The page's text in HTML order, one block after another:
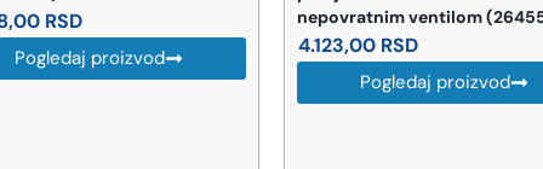
RSD
Pogledaj proizvod
nepovratnim ventilom
4.123,00 RSD
Pogledaj proizvod